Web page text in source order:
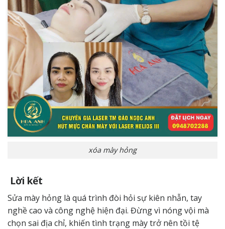
xóa mày hỏng
Lời kết
Sửa mày hỏng là quá trình đòi hỏi sự kiên nhẫn, tay
nghề cao và công nghệ hiện đại. Đừng vì nóng vội mà
chọn sai địa chỉ, khiến tình trạng mày trở nên tồi tệ